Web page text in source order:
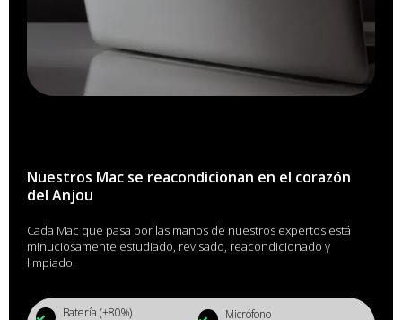
Nuestros Mac se reacondicionan en el corazón
del Anjou
Cada Mac que pasa por las manos de nuestros expertos está
minuciosamente estudiado, revisado, reacondicionado y
limpiado.
Batería (+80%)
Micrófono